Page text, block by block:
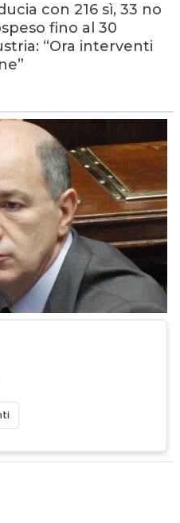
con 216 sì, 33 no
fino al 30
“Ora interventi